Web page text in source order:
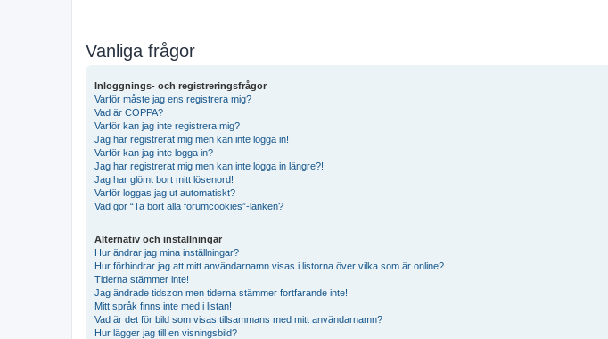
Vanliga frågor
Inloggnings- och registreringsfrågor
Varför måste jag ens registrera mig?
Vad är COPPA?
Varför kan jag inte registrera mig?
Jag har registrerat mig men kan inte logga in!
Varför kan jag inte logga in?
Jag har registrerat mig men kan inte logga in längre?!
Jag har glömt bort mitt lösenord!
Varför loggas jag ut automatiskt?
Vad gör “Ta bort alla forumcookies”-länken?
Alternativ och inställningar
Hur ändrar jag mina inställningar?
Hur förhindrar jag att mitt användarnamn visas i listorna över vilka som är online?
Tiderna stämmer inte!
Jag ändrade tidszon men tiderna stämmer fortfarande inte!
Mitt språk finns inte med i listan!
Vad är det för bild som visas tillsammans med mitt användarnamn?
Hur lägger jag till en visningsbild?